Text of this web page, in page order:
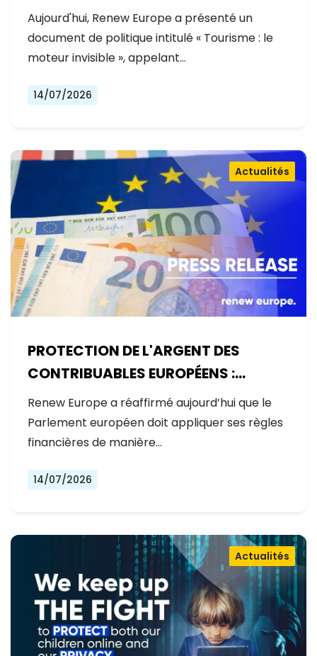
L'EUROPE
Aujourd'hui, Renew Europe a présenté un
document de politique intitulé « Tourisme : le
moteur invisible », appelant…
14/07/2026
PROTECTION DE L'ARGENT DES
CONTRIBUABLES EUROPÉENS :
AUCUNE EXCEPTION
Actualités
Renew Europe a réaffirmé aujourd’hui que le
Parlement européen doit appliquer ses règles
financières de manière…
14/07/2026
Actualités